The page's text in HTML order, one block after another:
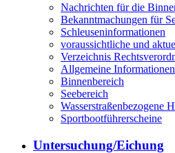
Nachrichten für die
Bekanntmachungen für
Schleuseninformationen
voraussichtliche und
Verzeichnis
Allgemeine Informationen
Binnenbereich
Seebereich
Wasserstraßenbezogene
Sportbootführerscheine
Untersuchung/Eichung